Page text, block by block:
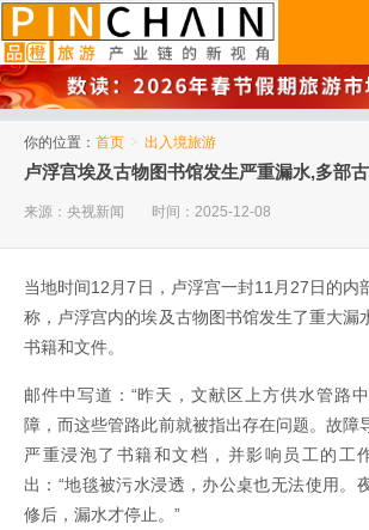
你的位置： 首页 > 出入境旅游
卢浮宫埃及古物图书馆发生严重漏水,多部
来源：央视新闻 时间：2025-12-08
当地时间12月7日，卢浮宫一封11月27日的内
称，卢浮宫内的埃及古物图书馆发生了重大漏
书籍和文件。
邮件中写道：“昨天，文献区上方供水管路
障，而这些管路此前就被指出存在问题。故障
严重浸泡了书籍和文档，并影响员工的工
出：“地毯被污水浸透，办公桌也无法使用。
修后，漏水才停止。”